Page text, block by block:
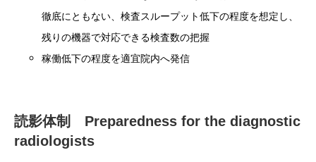
徹底にともない、検査スループット低下の程度を想定し、
残りの機器で対応できる検査数の把握
稼働低下の程度を適宜院内へ発信
読影体制 Preparedness for the diagnostic
radiologists